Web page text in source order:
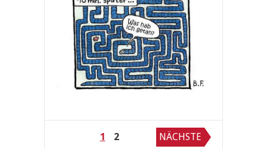
Seitennummerierung
1 2 NÄCHSTE